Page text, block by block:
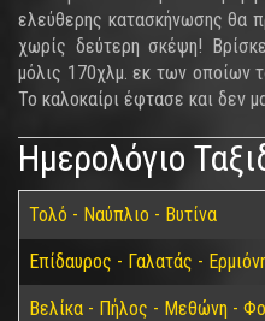
ελεύθερης κατασκήνωσης θα
χωρίς δεύτερη σκέψη!
μόλις 170χλμ. εκ των οποίων
Το καλοκαίρι έφτασε και δεν
Ημερολόγιο
Τολό - Ναύπλιο - Βυτίνα
Επίδαυρος - Γαλατάς -
Βελίκα - Πήλος - Μεθώνη -